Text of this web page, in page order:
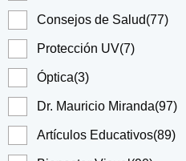
Consejos de Salud(77)
Protección UV(7)
Óptica(3)
Dr. Mauricio Miranda(97)
Artículos Educativos(89)